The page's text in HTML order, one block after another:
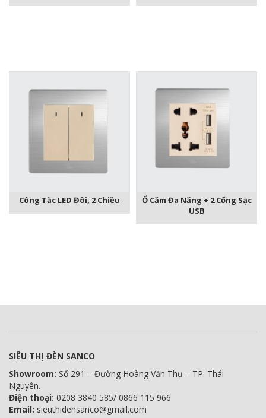
Công Tắc LED Đôi, 2 Chiều
Ổ Cắm Đa Năng + 2 Cổng Sạc
USB
SIÊU THỊ ĐÈN SANCO
Showroom: Số 291 – Đường Hoàng Văn Thụ – TP. Thái
Nguyên.
Điện thoại: 0208 3840 585/ 0866 115 966
Email: sieuthidensanco@gmail.com